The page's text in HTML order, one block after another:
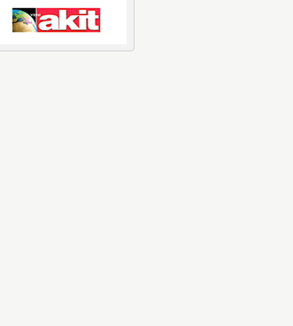
Yarısı Büyük İndirim
yeniden diplomasi
sinyallerinin p...